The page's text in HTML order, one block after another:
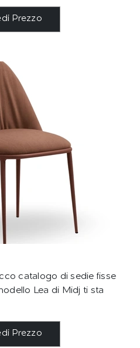
Prezzo
catalogo di sedie fisse
Lea di Midj ti sta
Prezzo